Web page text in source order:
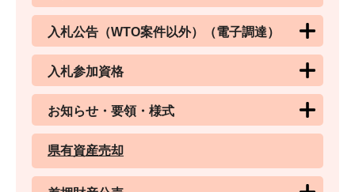
入札公告（WTO案件以外）（電子調達）
入札参加資格
お知らせ・要領・様式
県有資産売却